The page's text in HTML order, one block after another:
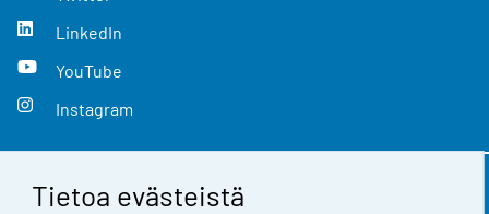
Tietoa evästeistä
LinkedIn
YouTube
Instagram
Yhteystiedot